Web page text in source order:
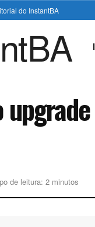
do InstantBA
de leitura: 2 minutos